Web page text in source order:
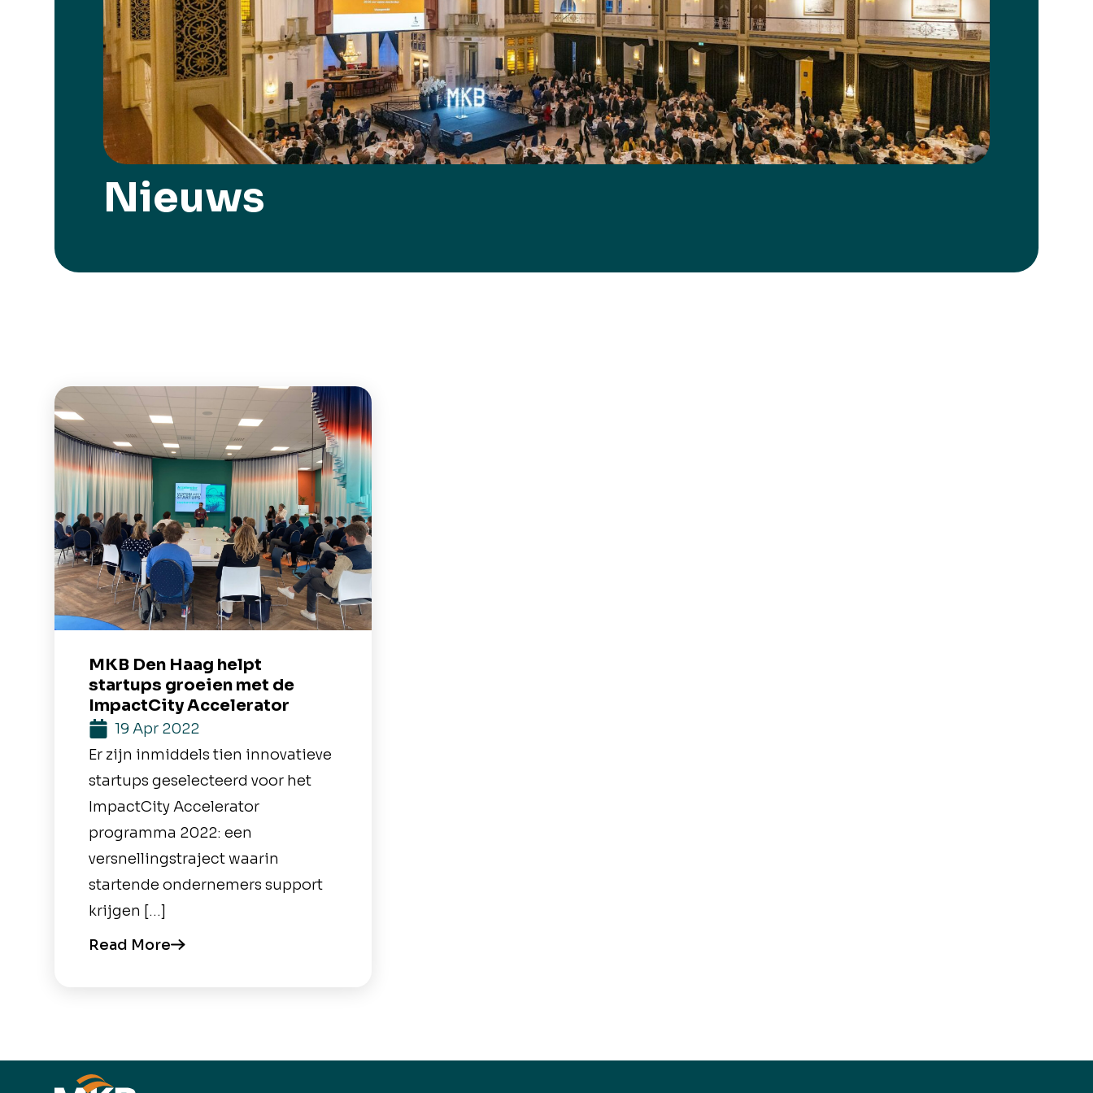
Nieuws
MKB Den Haag helpt
startups groeien met de
ImpactCity Accelerator
19 Apr 2022
Er zijn inmiddels tien innovatieve
startups geselecteerd voor het
ImpactCity Accelerator
programma 2022: een
versnellingstraject waarin
startende ondernemers support
krijgen […]
Read More